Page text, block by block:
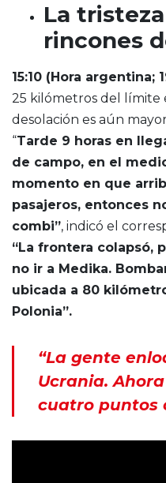
La
rincones
15:10 (Hora argentina;
25 kilómetros del límite
desolación es aún
“Tarde 9 horas en
de campo, en el
momento en que
pasajeros, entonces
combi”, indicó el
“La frontera colapsó,
no ir a Medika.
ubicada a 80
Polonia”.
“La gente
Ucrania.
cuatro puntos